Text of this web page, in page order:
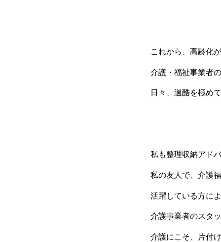
これから、高齢化
介護・福祉事業者
日々、過酷を極め
私も整理収納アド
私の友人で、介護
活躍している方に
介護事業者のスタ
介護にこそ、片付